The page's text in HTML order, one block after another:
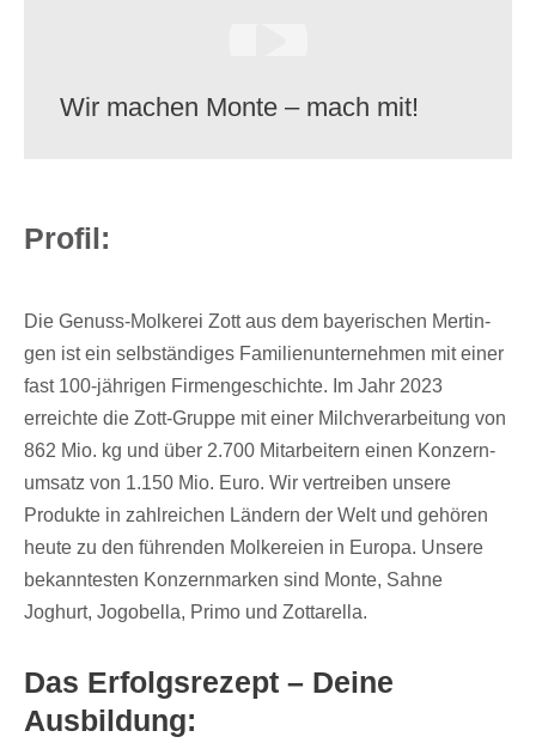
Wir machen Monte – mach mit!
Profil:
Die Genuss-Molke­rei Zott aus dem baye­ri­schen Mertin­
gen ist ein selb­stän­di­ges Fami­li­en­un­ter­neh­men mit einer
fast 100-jähri­gen Firmen­ge­schichte. Im Jahr 2023
erreichte die Zott-Gruppe mit einer Milch­ver­ar­bei­tung von
862 Mio. kg und über 2.700 Mitar­bei­tern einen Konzern­
um­satz von 1.150 Mio. Euro. Wir vertrei­ben unsere
Produkte in zahl­rei­chen Ländern der Welt und gehö­ren
heute zu den führen­den Molke­reien in Europa. Unsere
bekann­tes­ten Konzern­mar­ken sind Monte, Sahne
Joghurt, Jogo­bella, Primo und Zottarella.
Das Erfolgs­re­zept – Deine
Ausbildung: